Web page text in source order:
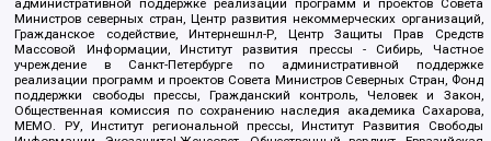
административной поддержке реализации программ и проектов Совета
Министров северных стран, Центр развития некоммерческих организаций,
Гражданское содействие, Интернешнл-Р, Центр Защиты Прав Средств
Массовой Информации, Институт развития прессы - Сибирь, Частное
учреждение в Санкт-Петербурге по административной поддержке
реализации программ и проектов Совета Министров Северных Стран, Фонд
поддержки свободы прессы, Гражданский контроль, Человек и Закон,
Общественная комиссия по сохранению наследия академика Сахарова,
МЕМО. РУ, Институт региональной прессы, Институт Развития Свободы